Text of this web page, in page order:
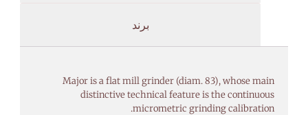
برند
Major is a flat mill grinder (diam. 83), whose main
distinctive technical feature is the continuous
micrometric grinding calibration.